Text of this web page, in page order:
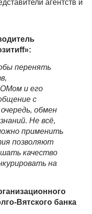
агентств и
ff»:
перенять
и его
с
обмен
Не всё,
применить
позволяют
качество
на
Вятского банка